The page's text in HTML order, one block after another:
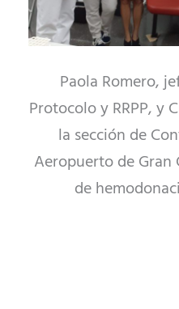
Paola Romero,
Protocolo y RRPP, y
la sección de
Aeropuerto de Gran
de